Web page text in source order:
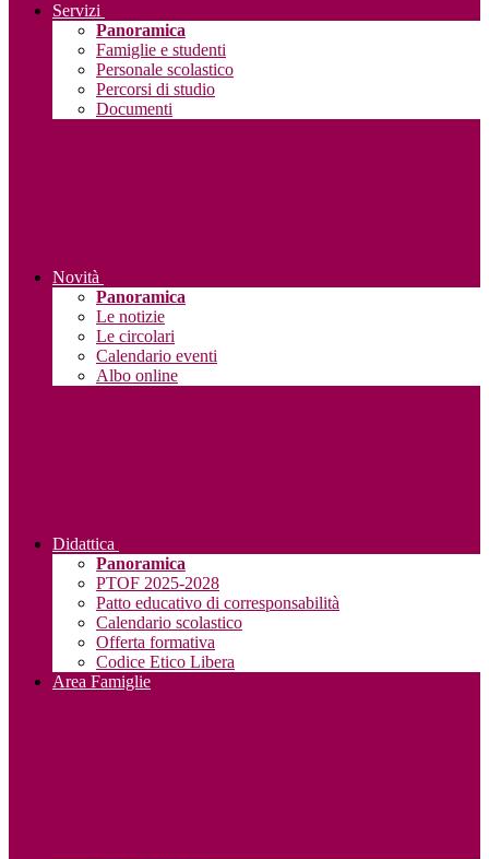
Servizi
Panoramica
Famiglie e studenti
Personale scolastico
Percorsi di studio
Documenti
Novità
Panoramica
Le notizie
Le circolari
Calendario eventi
Albo online
Didattica
Panoramica
PTOF 2025-2028
Patto educativo di corresponsabilità
Calendario scolastico
Offerta formativa
Codice Etico Libera
Area Famiglie